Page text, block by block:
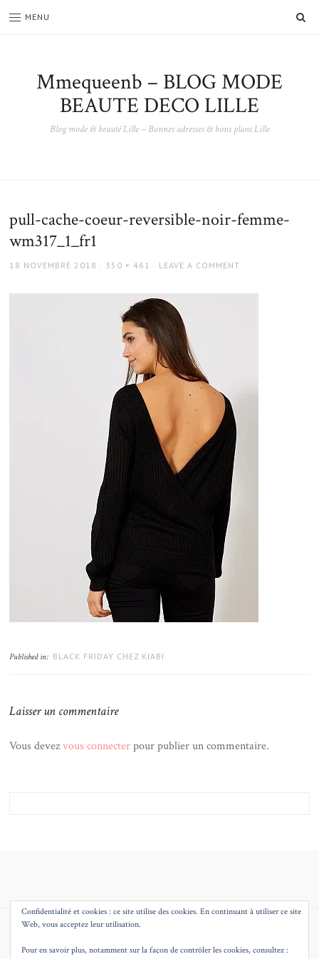
MENU
Mmequeenb – BLOG MODE
BEAUTE DECO LILLE
Blog mode & beauté Lille – Bonnes adresses & bons plans Lille
pull-cache-coeur-reversible-noir-femme-
wm317_1_fr1
POSTED
18 NOVEMBRE 2018
FULL
350 × 461 LEAVE A COMMENT
Published in: BLACK FRIDAY CHEZ KIABI
Laisser un commentaire
Vous devezvous connecterpour publier un commentaire.
JUSTGOODTHEMES.COM
Confidentialité et cookies : ce site utilise des cookies. En continuant à utiliser ce site
Web, vous acceptez leur utilisation.
Pour en savoir plus, notamment sur la façon de contrôler les cookies, consultez :